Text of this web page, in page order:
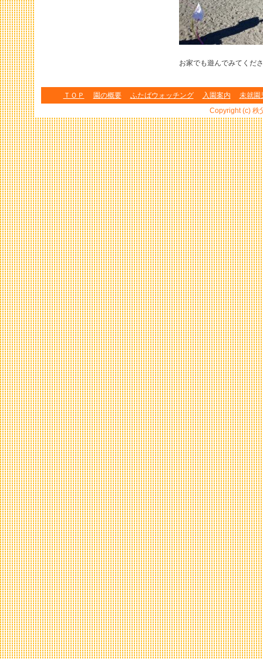
お家でも遊んでみてくだ
ＴＯＰ 園の概要 ふたばウォッチング 入園案内
未就園
Copyright (c) 秩